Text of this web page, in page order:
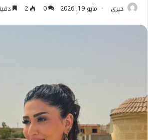
خيري مايو 19, 2026 0
2